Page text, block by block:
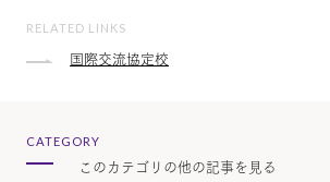
RELATED LINKS
国際交流協定校
CATEGORY
このカテゴリの他の記事を見る